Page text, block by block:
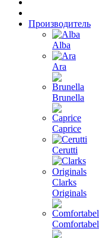
Производитель
Alba
Ara
Brunella
Caprice
Cerutti
Clarks
Originals
Comfortabel